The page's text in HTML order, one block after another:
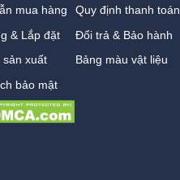
mua hàng
Quy định thanh toán
& Lắp đặt
Đổi trả & Bảo hành
sản xuất
Bảng màu vật liệu
bảo mật